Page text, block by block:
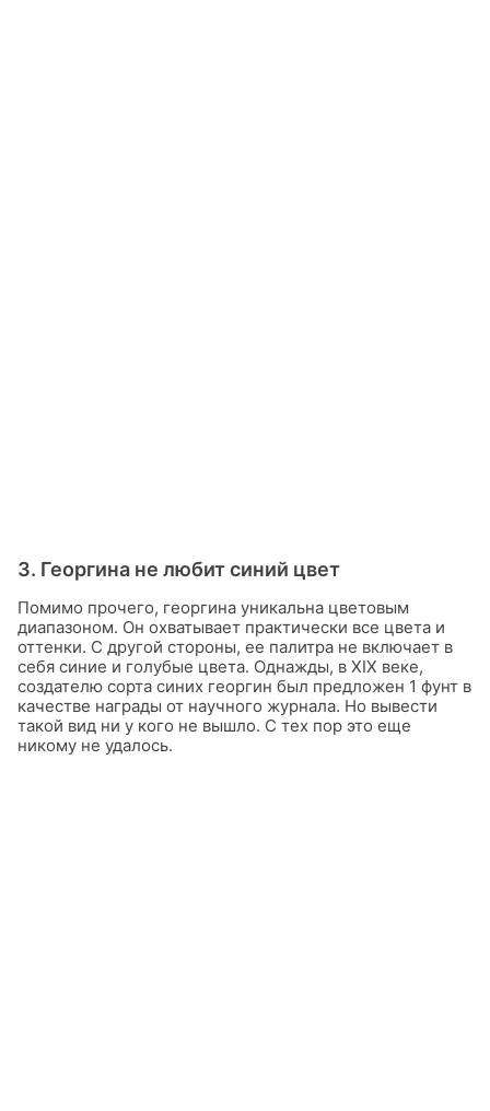
3. Георгина не любит синий цвет
Помимо прочего, георгина уникальна цветовым
диапазоном. Он охватывает практически все цвета и
оттенки. С другой стороны, ее палитра не включает в
себя синие и голубые цвета. Однажды, в XIX веке,
создателю сорта синих георгин был предложен 1 фунт в
качестве награды от научного журнала. Но вывести
такой вид ни у кого не вышло. С тех пор это еще
никому не удалось.